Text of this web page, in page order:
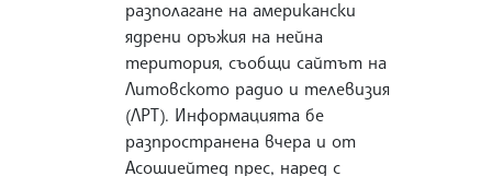
разполагане на американски
ядрени оръжия на нейна
територия, съобщи сайтът на
Литовското радио и телевизия
(ЛРТ). Информацията бе
разпространена вчера и от
Асошиейтед прес, наред с